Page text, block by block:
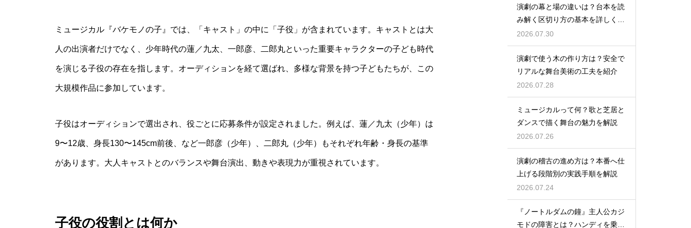
ミュージカル『バケモノの子』では、「キャスト」の中に「子役」が含まれています。キャストとは大
人の出演者だけでなく、少年時代の蓮／九太、一郎彦、二郎丸といった重要キャラクターの子ども時代
を演じる子役の存在を指します。オーディションを経て選ばれ、多様な背景を持つ子どもたちが、この
大規模作品に参加しています。
子役はオーディションで選出され、役ごとに応募条件が設定されました。例えば、蓮／九太（少年）は
9〜12歳、身長130〜145cm前後、など一郎彦（少年）、二郎丸（少年）もそれぞれ年齢・身長の基準
があります。大人キャストとのバランスや舞台演出、動きや表現力が重視されています。
子役の役割とは何か
演劇の幕と場の違いは？台本を読
み解く区切り方の基本を詳しく解
説
2026.07.30
演劇で使う木の作り方は？安全で
リアルな舞台美術の工夫を紹介
2026.07.28
ミュージカルって何？歌と芝居と
ダンスで描く舞台の魅力を解説
2026.07.26
演劇の稽古の進め方は？本番へ仕
上げる段階別の実践手順を解説
2026.07.24
『ノートルダムの鐘』主人公カジ
モドの障害とは？ハンディを乗り